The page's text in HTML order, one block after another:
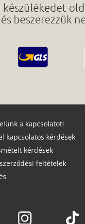
és beszerezzük
a kapcsolatot!
kapcsolatos kérdések
kérdések
feltételek